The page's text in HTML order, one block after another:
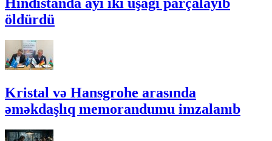
Hindistanda ayı iki uşağı parçalayıb
öldürdü
Kristal və Hansgrohe arasında
əməkdaşlıq memorandumu imzalanıb